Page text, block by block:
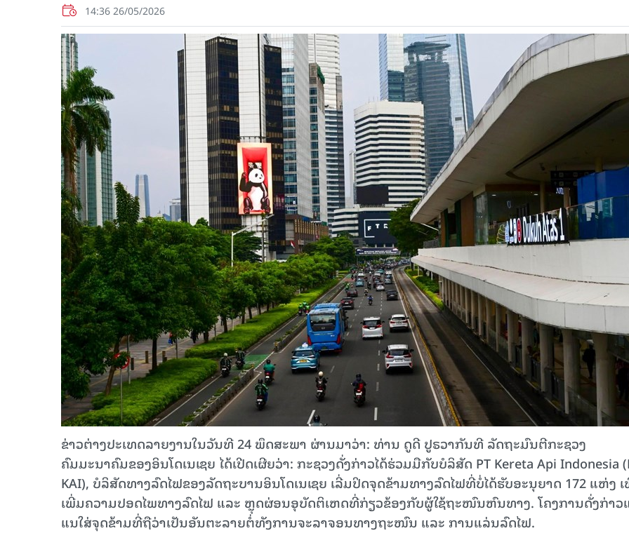
14:36 26/05/2026
ຂ່າວຕ່າງປະເທດລາຍງານໃນວັນທີ 24 ພຶດສະພາ ຜ່ານມາວ່າ: ທ່ານ ດູດີ ປູຣວາກັນທີ ລັດຖະມົນຕີກະຊວງ
ຄົມມະນາຄົມຂອງອິນໂດເນເຊຍ ໄດ້ເປີດເຜີຍວ່າ: ກະຊວງດັ່ງກ່າວໄດ້ຮ່ວມມືກັບບໍລິສັດ PT Kereta Api Indonesia
KAI), ບໍລິສັດທາງລົດໄຟຂອງລັດຖະບານອິນໂດເນເຊຍ ເລີ່ມປິດຈຸດຂ້າມທາງລົດໄຟທີ່ບໍ່ໄດ້ຮັບອະນຸຍາດ 172 ແຫ່ງ
ເພີ່ມຄວາມປອດໄພທາງລົດໄຟ ແລະ ຫຼຸດຜ່ອນອຸບັດຕິເຫດທີ່ກ່ຽວຂ້ອງກັບຜູ້ໃຊ້ຖະໜົນຫົນທາງ. ໂຄງການດັ່ງກ່າວ
ແນໃສ່ຈຸດຂ້າມທີ່ຖືວ່າເປັນອັນຕະລາຍຕໍ່ທັງການຈະລາຈອນທາງຖະໜົນ ແລະ ການແລ່ນລົດໄຟ.